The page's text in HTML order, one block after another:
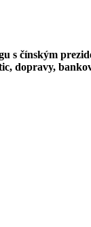
s čínským
dopravy,